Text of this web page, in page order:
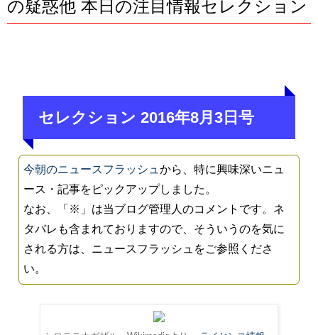
の疑惑他 本日の注目情報セレクション
セレクション 2016年8月3日号
今朝のニュースフラッシュから、特に興味深いニュ
ース・記事をピックアップしました。
なお、「※」は当ブログ管理人のコメントです。ネ
タバレも含まれておりますので、そういうのを気に
される方は、ニュースフラッシュをご参照くださ
い。